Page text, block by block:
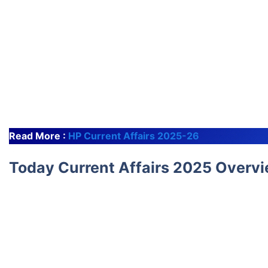
Read More : HP Current Affairs 2025-26
Today Current Affairs 2025